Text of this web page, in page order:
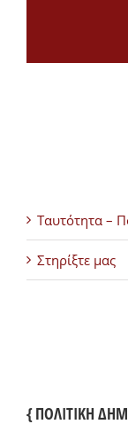
Ταυτότητα –
Στηρίξτε μας
{ ΠΟΛΙΤΙΚΗ